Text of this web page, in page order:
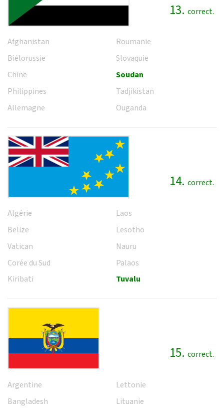
13. correct.
Afghanistan
Biélorussie
Chine
Philippines
Allemagne
Roumanie
Slovaquie
Soudan
Tadjikistan
Ouganda
14. correct.
Algérie
Belize
Vatican
Corée du Sud
Kiribati
Laos
Lesotho
Nauru
Palaos
Tuvalu
15. correct.
Argentine
Bangladesh
Lettonie
Lituanie